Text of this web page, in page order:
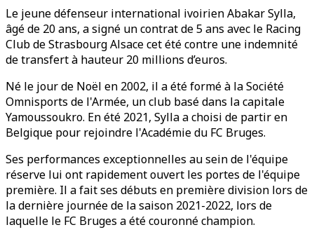
Le jeune défenseur international ivoirien Abakar Sylla,
âgé de 20 ans, a signé un contrat de 5 ans avec le Racing
Club de Strasbourg Alsace cet été contre une indemnité
de transfert à hauteur 20 millions d’euros.
Né le jour de Noël en 2002, il a été formé à la Société
Omnisports de l'Armée, un club basé dans la capitale
Yamoussoukro. En été 2021, Sylla a choisi de partir en
Belgique pour rejoindre l'Académie du FC Bruges.
Ses performances exceptionnelles au sein de l'équipe
réserve lui ont rapidement ouvert les portes de l'équipe
première. Il a fait ses débuts en première division lors de
la dernière journée de la saison 2021-2022, lors de
laquelle le FC Bruges a été couronné champion.